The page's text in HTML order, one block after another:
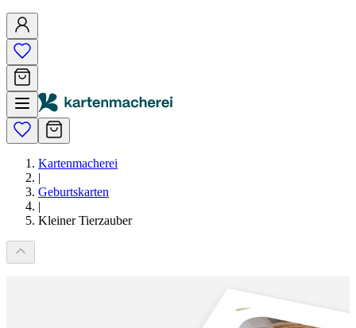
Kartenmacherei
|
Geburtskarten
|
Kleiner Tierzauber